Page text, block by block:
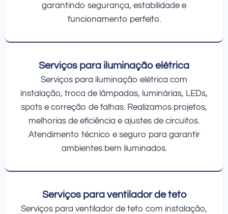
garantindo segurança, estabilidade e
funcionamento perfeito.
Serviços para iluminação elétrica
Serviços para iluminação elétrica com
instalação, troca de lâmpadas, luminárias, LEDs,
spots e correção de falhas. Realizamos projetos,
melhorias de eficiência e ajustes de circuitos.
Atendimento técnico e seguro para garantir
ambientes bem iluminados.
Serviços para ventilador de teto
Serviços para ventilador de teto com instalação,